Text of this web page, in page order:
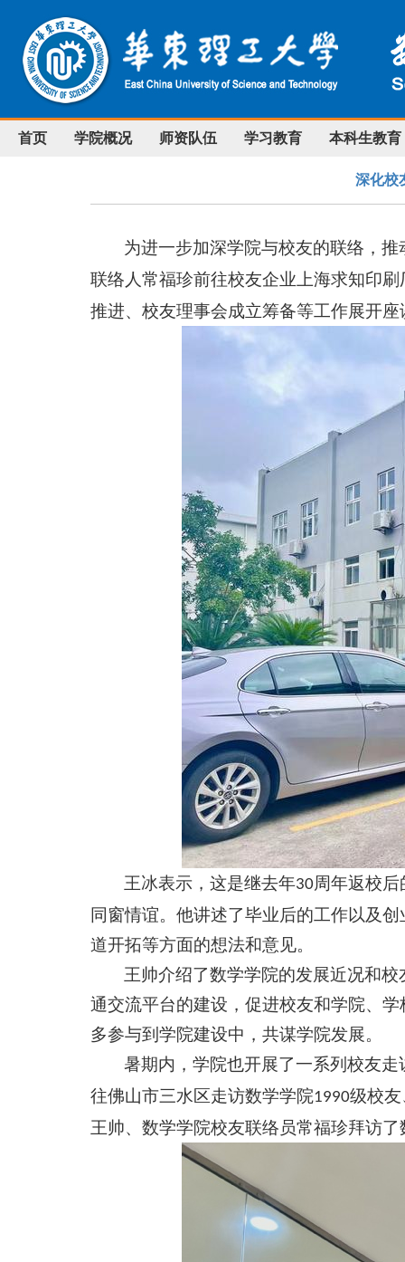
首页 学院概况 师资队伍 学习教育 本科生教育
深化校
为进一步加深学院与校友的联络，
联络人常福珍前往校友企业上海求知印刷
推进、校友理事会成立筹备等工作展开座
王冰表示，这是继去年30周年返校
同窗情谊。他讲述了毕业后的工作以及
道开拓等方面的想法和意见。
王帅介绍了数学学院的发展近况和
通交流平台的建设，促进校友和学院、
多参与到学院建设中，共谋学院发展。
暑期内，学院也开展了一系列校友走
往佛山市三水区走访数学学院1990级校
王帅、数学学院校友联络员常福珍拜访